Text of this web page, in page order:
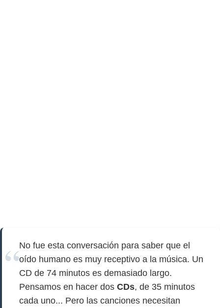
No fue esta conversación para saber que el
oído humano es muy receptivo a la música. Un
CD de 74 minutos es demasiado largo.
Pensamos en hacer dos CDs, de 35 minutos
cada uno... Pero las canciones necesitan